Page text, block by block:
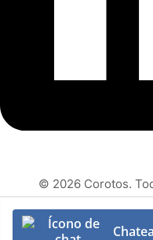
© 2026 Corotos.